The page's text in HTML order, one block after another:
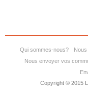
Qui sommes-nous?
Nous envoyer vos
Copyright © 2015